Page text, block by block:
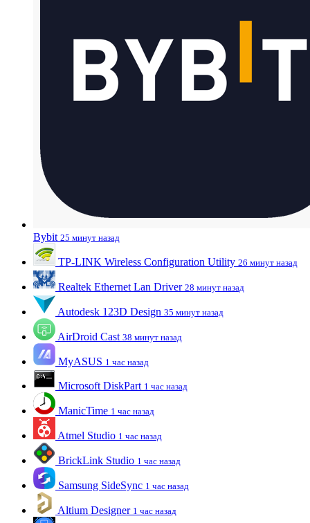
Bybit 25 минут назад
TP-LINK Wireless Configuration Utility 26 минут назад
Realtek Ethernet Lan Driver 28 минут назад
Autodesk 123D Design 35 минут назад
AirDroid Cast 38 минут назад
MyASUS 1 час назад
Microsoft DiskPart 1 час назад
ManicTime 1 час назад
Atmel Studio 1 час назад
BrickLink Studio 1 час назад
Samsung SideSync 1 час назад
Altium Designer 1 час назад